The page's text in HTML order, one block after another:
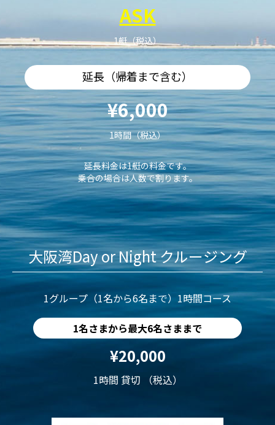
ASK
1艇（税込）
延長（帰着まで含む）
¥6,000
1時間（税込）
延長料金は1艇の料金です。
乗合の場合は人数で割ります。
大阪湾Day or Night クルージング
1グループ（1名から6名まで）1時間コース
1名さまから最大6名さままで
¥20,000
1時間 貸切 （税込）